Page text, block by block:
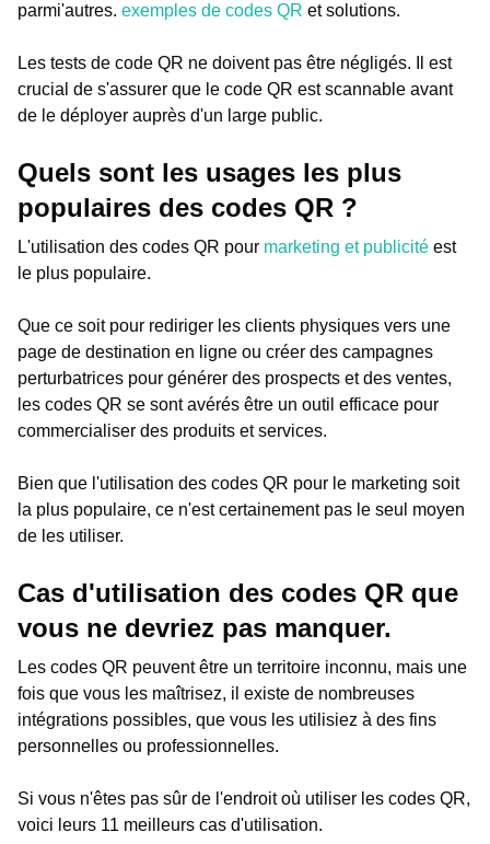
parmi'autres. exemples de codes QR et solutions.
Les tests de code QR ne doivent pas être négligés. Il est
crucial de s'assurer que le code QR est scannable avant
de le déployer auprès d'un large public.
Quels sont les usages les plus
populaires des codes QR ?
L'utilisation des codes QR pour marketing et publicité est
le plus populaire.
Que ce soit pour rediriger les clients physiques vers une
page de destination en ligne ou créer des campagnes
perturbatrices pour générer des prospects et des ventes,
les codes QR se sont avérés être un outil efficace pour
commercialiser des produits et services.
Bien que l'utilisation des codes QR pour le marketing soit
la plus populaire, ce n'est certainement pas le seul moyen
de les utiliser.
Cas d'utilisation des codes QR que
vous ne devriez pas manquer.
Les codes QR peuvent être un territoire inconnu, mais une
fois que vous les maîtrisez, il existe de nombreuses
intégrations possibles, que vous les utilisiez à des fins
personnelles ou professionnelles.
Si vous n'êtes pas sûr de l'endroit où utiliser les codes QR,
voici leurs 11 meilleurs cas d'utilisation.